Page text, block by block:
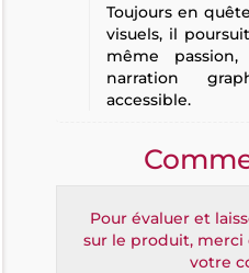
Toujours en
visuels, il
même
narration
accessible.
Pour évaluer et
sur le produit, merci
votre